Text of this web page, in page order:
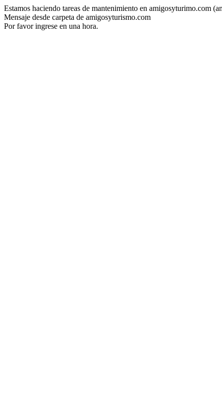
Estamos haciendo tareas de mantenimiento en amigosyturimo.com
Mensaje desde carpeta de amigosyturismo.com
Por favor ingrese en una hora.